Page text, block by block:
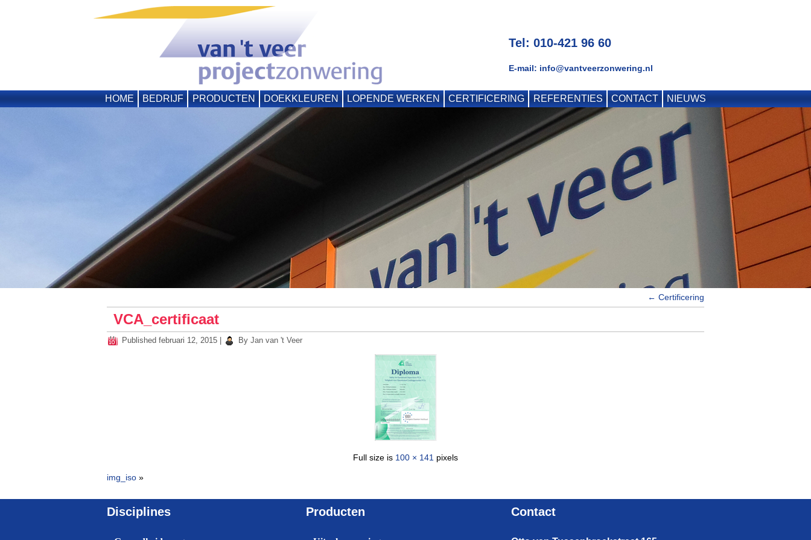
Tel: 010-421 96 60
E-mail: info@vantveerzonwering.nl
HOME BEDRIJF PRODUCTEN DOEKKLEUREN LOPENDE WERKEN CERTIFICERING REFERENTIES CONTACT NIEUWS
← Certificering
VCA_certificaat
Published februari 12, 2015 By Jan van 't Veer
Full size is 100 × 141 pixels
img_iso »
Disciplines Producten Contact